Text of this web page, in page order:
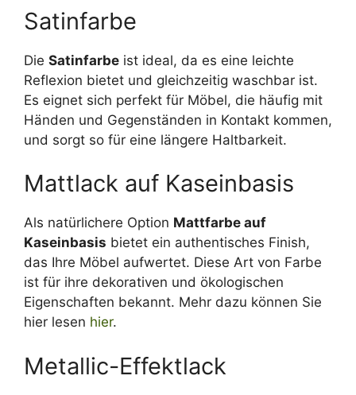
Satinfarbe
Die Satinfarbe ist ideal, da es eine leichte
Reflexion bietet und gleichzeitig waschbar ist.
Es eignet sich perfekt für Möbel, die häufig mit
Händen und Gegenständen in Kontakt kommen,
und sorgt so für eine längere Haltbarkeit.
Mattlack auf Kaseinbasis
Als natürlichere Option Mattfarbe auf
Kaseinbasis bietet ein authentisches Finish,
das Ihre Möbel aufwertet. Diese Art von Farbe
ist für ihre dekorativen und ökologischen
Eigenschaften bekannt. Mehr dazu können Sie
hier lesen hier.
Metallic-Effektlack